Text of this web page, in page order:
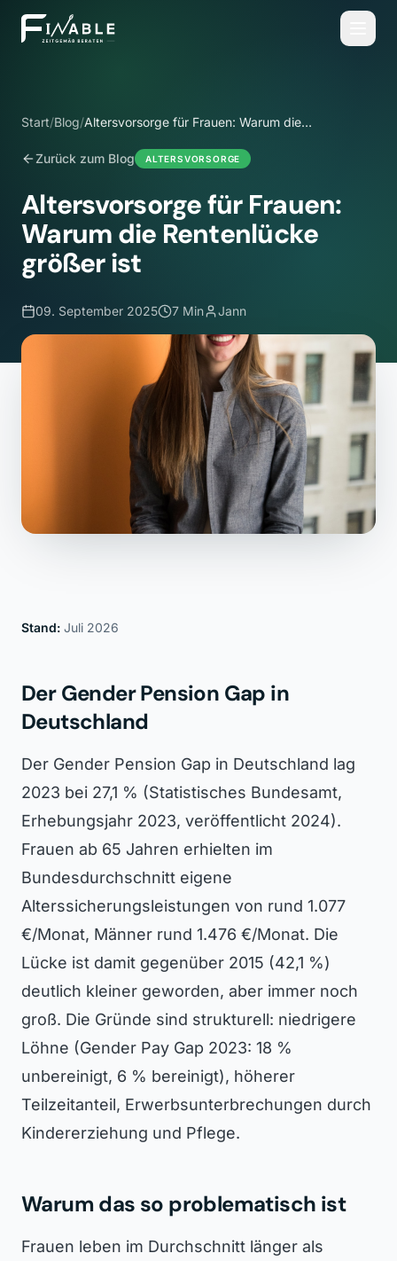
Start/Blog/Altersvorsorge für Frauen: Warum die
Zurück zum Blog
ALTERSVORSORGE
Altersvorsorge für Frauen:
Warum die Rentenlücke
größer ist
09. September 2025 7 Min Jann
Stand: Juli 2026
Der Gender Pension Gap in
Deutschland
Der Gender Pension Gap in Deutschland lag
2023 bei 27,1 % (Statistisches Bundesamt,
Erhebungsjahr 2023, veröffentlicht 2024).
Frauen ab 65 Jahren erhielten im
Bundesdurchschnitt eigene
Alterssicherungsleistungen von rund 1.077
€/Monat, Männer rund 1.476 €/Monat. Die
Lücke ist damit gegenüber 2015 (42,1 %)
deutlich kleiner geworden, aber immer noch
groß. Die Gründe sind strukturell: niedrigere
Löhne (Gender Pay Gap 2023: 18 %
unbereinigt, 6 % bereinigt), höherer
Teilzeitanteil, Erwerbsunterbrechungen durch
Kindererziehung und Pflege.
Warum das so problematisch ist
Frauen leben im Durchschnitt länger als